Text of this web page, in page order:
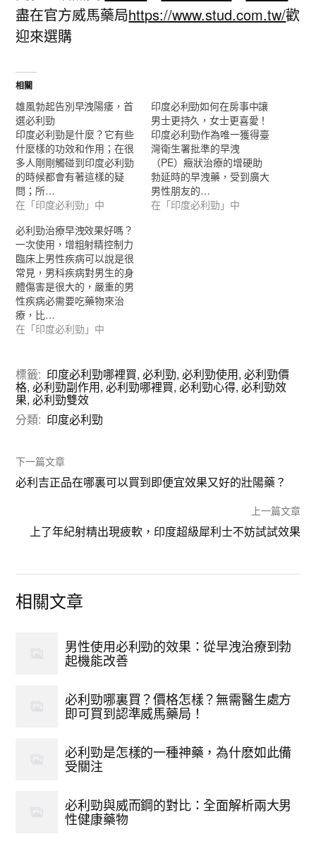
盡在官方威馬藥局https://www.stud.com.tw/歡
迎來選購
相關
雄風勃起告別早洩陽痿，首
選必利勁
印度必利勁是什麼？它有些
什麼樣的功效和作用；在很
多人剛剛觸碰到印度必利勁
的時候都會有著這樣的疑
問；所…
在「印度必利勁」中
印度必利勁如何在房事中讓
男士更持久，女士更喜愛！
印度必利勁作為唯一獲得臺
灣衛生署批準的早洩
（PE）癥狀治療的增硬助
勃延時的早洩藥，受到廣大
男性朋友的…
在「印度必利勁」中
必利勁治療早洩效果好嗎？
一次使用，增粗射精控制力
臨床上男性疾病可以說是很
常見，男科疾病對男生的身
體傷害是很大的，嚴重的男
性疾病必需要吃藥物來治
療，比…
在「印度必利勁」中
標籤: 印度必利勁哪裡買,必利勁,必利勁使用,必利勁價
格,必利勁副作用,必利勁哪裡買,必利勁心得,必利勁效
果,必利勁雙效
分類: 印度必利勁
下一篇文章
必利吉正品在哪裏可以買到即便宜效果又好的壯陽藥？
上一篇文章
上了年紀射精出現疲軟，印度超級犀利士不妨試試效果
相關文章
男性使用必利勁的效果：從早洩治療到勃
起機能改善
必利勁哪裏買？價格怎樣？無需醫生處方
即可買到認準威馬藥局！
必利勁是怎樣的一種神藥，為什麽如此備
受關注
必利勁與威而鋼的對比：全面解析兩大男
性健康藥物